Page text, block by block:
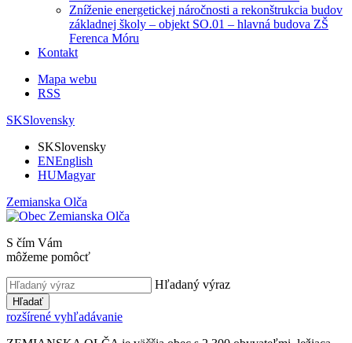
Zníženie energetickej náročnosti a rekonštrukcia budov
základnej školy – objekt SO.01 – hlavná budova ZŠ
Ferenca Móru
Kontakt
Mapa webu
RSS
SKSlovensky
SKSlovensky
ENEnglish
HUMagyar
Zemianska Olča
S čím Vám
môžeme pomôcť
Hľadaný výraz
Hľadať
rozšírené vyhľadávanie